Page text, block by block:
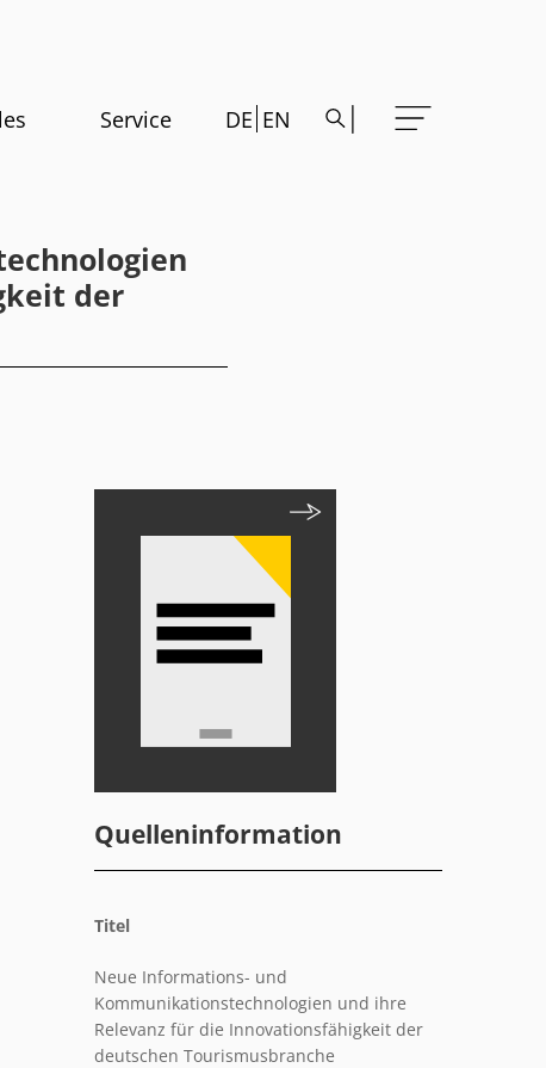
Service DE EN
der
Quelleninformation
Titel
Neue Informations- und
Kommunikationstechnologien und ihre
Relevanz für die Innovationsfähigkeit der
deutschen Tourismusbranche